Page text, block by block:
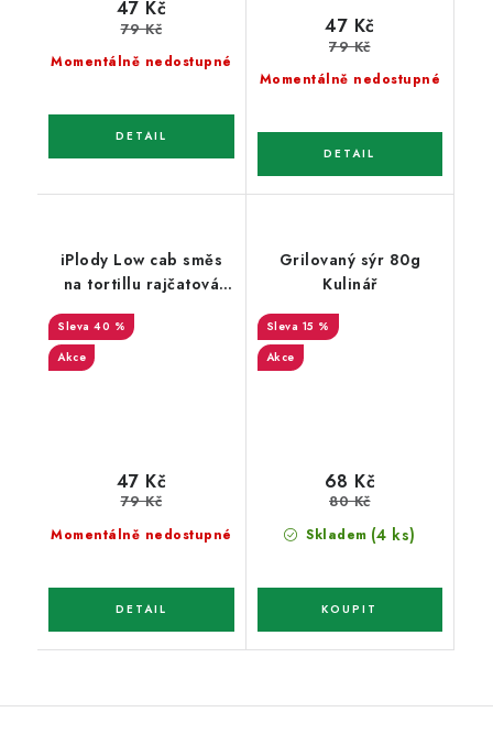
Momentálně nedostupné
47 Kč
79 Kč
Momentálně nedostupné
47 Kč
79 Kč
iPlody Low cab směs
na tortillu rajčatová
125g
40 %
Akce
Momentálně nedostupné
47 Kč
79 Kč
Grilovaný sýr 80g
Kulinář
15 %
Akce
Skladem (4 ks)
68 Kč
80 Kč